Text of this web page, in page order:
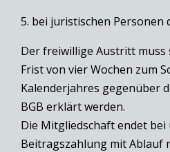
5. bei juristischen Personen
Der freiwillige Austritt
Frist von vier Wochen zum
Kalenderjahres gegenüber
BGB erklärt werden.
Die Mitgliedschaft endet
Beitragszahlung mit Ablauf